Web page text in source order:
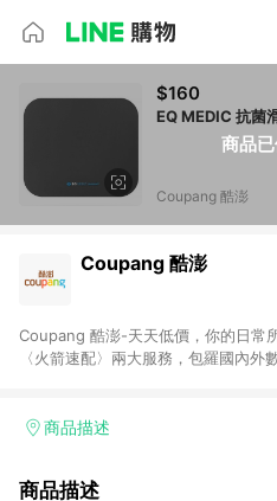
商品
$160
Coupang 酷澎
Coupang 酷澎
Coupang 酷澎-天天低價，你的日常
〈火箭速配〉兩大服務，包羅國內外
加入WOW會員告別湊免運，火箭速
商品描述
商品描述